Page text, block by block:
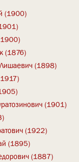
(1900)
(1876)
(1898)
(1901)
(1922)
(1895)
(1887)